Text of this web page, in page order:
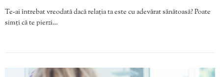
Te-ai întrebat vreodată dacă relația ta este cu adevărat sănătoasă? Poate
simți că te pierzi…